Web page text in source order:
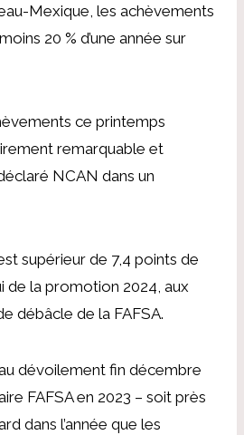
Mexique, les achèvements
20 % d’une année sur
ce printemps
remarquable et
NCAN dans un
supérieur de 7,4 points de
de la promotion 2024, aux
débâcle de la FAFSA.
dévoilement fin décembre
FAFSA en 2023 – soit près
dans l’année que les